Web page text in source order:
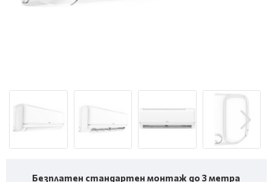
Безплатен стандартен монтаж до 3 метра